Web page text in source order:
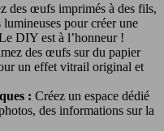
des œufs imprimés à des fils,
pour créer une
DIY est à l’honneur !
des œufs sur du papier
un effet vitrail original et
: Créez un espace dédié
des informations sur la